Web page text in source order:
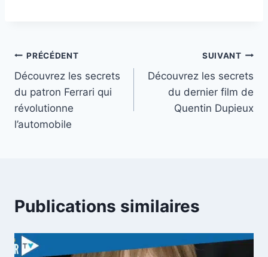
Navigation
de
l’article
PRÉCÉDENT
Découvrez les secrets
du patron Ferrari qui
révolutionne
l’automobile
SUIVANT
Découvrez les secrets
du dernier film de
Quentin Dupieux
Publications similaires